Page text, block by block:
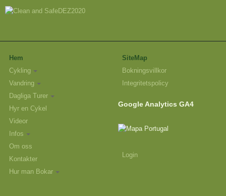
Hem
Cykling
Vandring
Dagliga Turer
Hyr en Cykel
Videor
Infos
Om oss
Kontakter
Hur man Bokar
SiteMap
Bokningsvillkor
Integritetspolicy
Google Analytics GA4
Login